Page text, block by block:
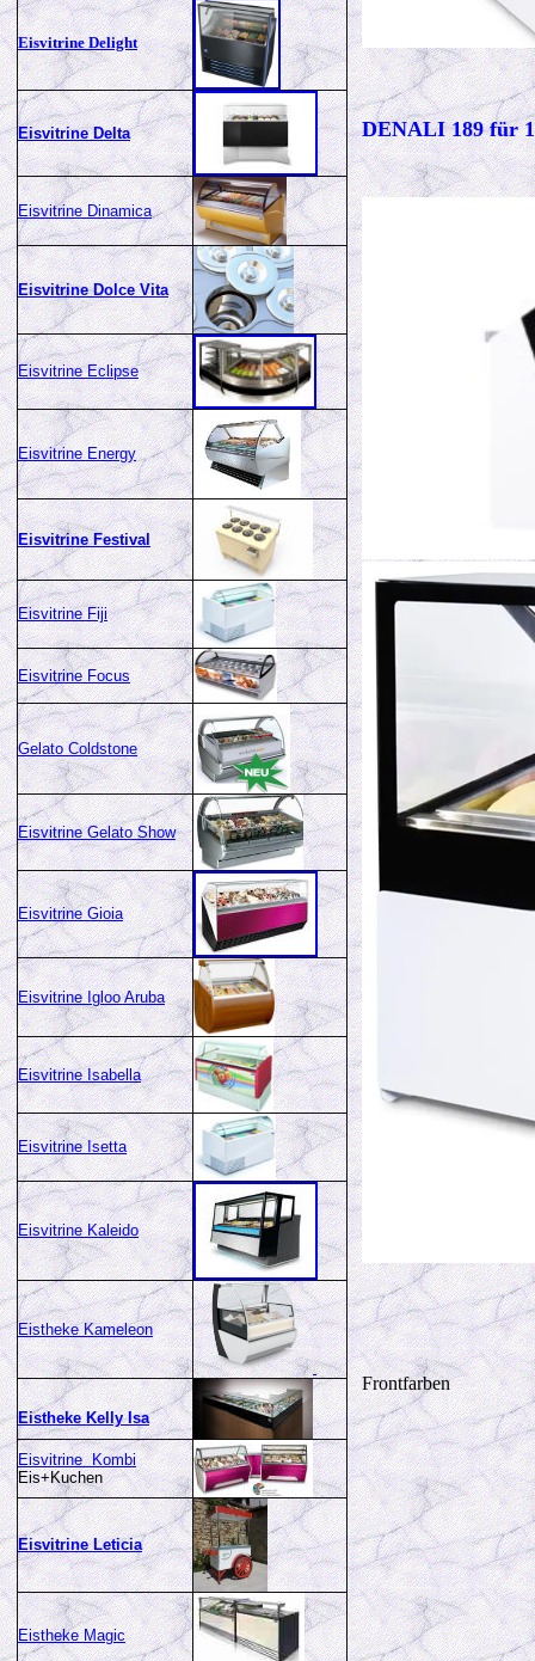
Eisvitrine Delight
Eisvitrine Delta
Eisvitrine Dinamica
Eisvitrine Dolce Vita
Eisvitrine Eclipse
Eisvitrine Energy
Eisvitrine Festival
Eisvitrine Fiji
Eisvitrine Focus
Gelato Coldstone
Eisvitrine Gelato Show
Eisvitrine Gioia
Eisvitrine Igloo Aruba
Eisvitrine Isabella
Eisvitrine Isetta
Eisvitrine Kaleido
Eistheke Kameleon
EisthekeKelly Isa
Eisvitrine Kombi
Eis+Kuchen
Eisvitrine Leticia
Eistheke Magic
DENALI 189 für
Frontfarben